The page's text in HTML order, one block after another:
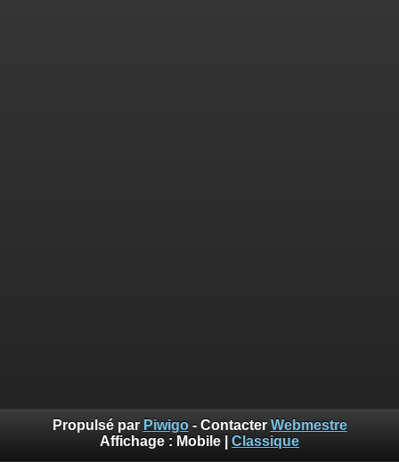
Propulsé par Piwigo- Contacter Webmestre
Affichage : Mobile Classique